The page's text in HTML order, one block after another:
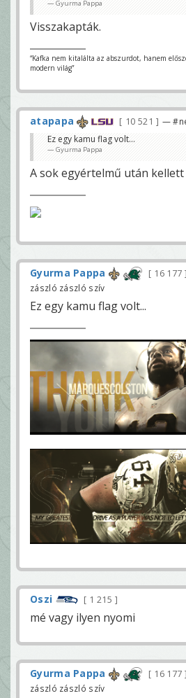
Gyurma Pappa
Visszakapták.
“Kafka nem kitalálta az abszurdot, hanem
modern világ”
atapapa 10 521 —
Ez egy kamu flag volt...
Gyurma Pappa
A sok egyértelmű után kellett
Gyurma Pappa 16 177
zászló zászló szív
Ez egy kamu flag volt...
Oszi 1 215
mé vagy ilyen nyomi
Gyurma Pappa 16 177
zászló zászló szív